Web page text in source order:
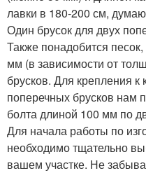
лавки в 180-200 см,
Один брусок для двух
Также понадобится
мм (в зависимости от
брусков. Для крепления
поперечных брусков нам
болта длиной 100 мм по
Для начала работы по
необходимо тщательно
вашем участке. Не